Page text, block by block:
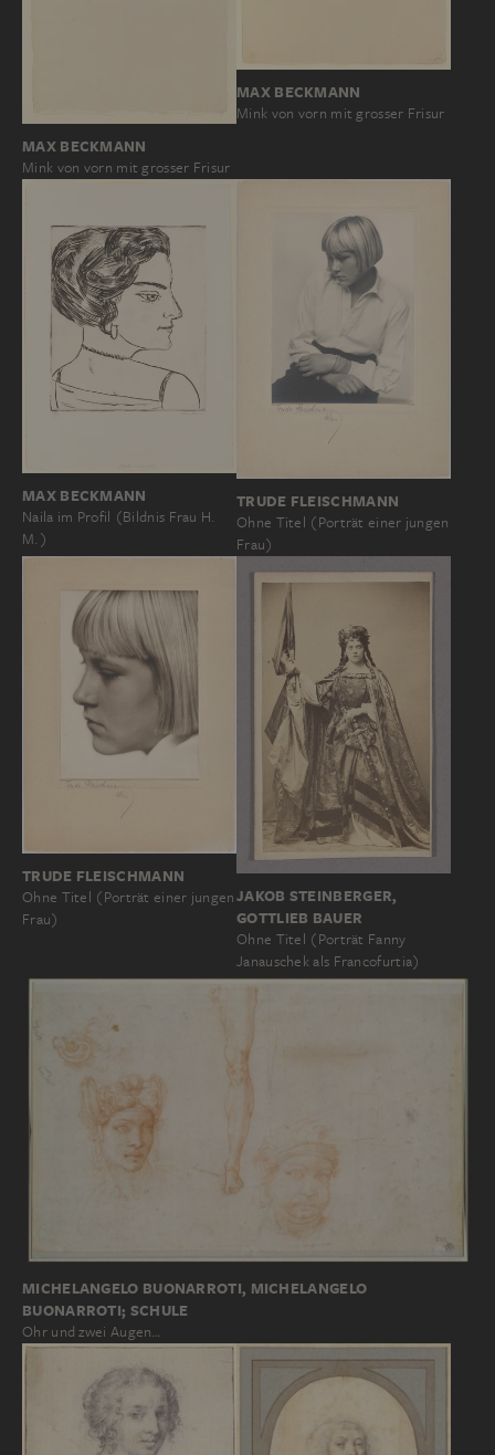
MAX BECKMANN
Mink von vorn mit grosser Frisur
MAX BECKMANN
Mink von vorn mit grosser Frisur
MAX BECKMANN
Naila im Profil (Bildnis Frau H.
M.)
TRUDE FLEISCHMANN
Ohne Titel (Porträt einer jungen
Frau)
TRUDE FLEISCHMANN
Ohne Titel (Porträt einer jungen
Frau)
JAKOB STEINBERGER,
GOTTLIEB BAUER
Ohne Titel (Porträt Fanny
Janauschek als Francofurtia)
MICHELANGELO BUONARROTI, MICHELANGELO
BUONARROTI; SCHULE
Ohr und zwei Augen…